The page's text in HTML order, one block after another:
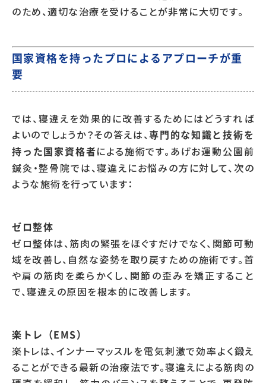
のため、適切な治療を受けることが非常に大切です。
国家資格を持ったプロによるアプローチが重
要
では、寝違えを効果的に改善するためにはどうすれば
よいのでしょうか？その答えは、専門的な知識と技術を
持った国家資格者による施術です。あげお運動公園前
鍼灸・整骨院では、寝違えにお悩みの方に対して、次の
ような施術を行っています：
ゼロ整体
ゼロ整体は、筋肉の緊張をほぐすだけでなく、関節可動
域を改善し、自然な姿勢を取り戻すための施術です。首
や肩の筋肉を柔らかくし、関節の歪みを矯正すること
で、寝違えの原因を根本的に改善します。
楽トレ（EMS）
楽トレは、インナーマッスルを電気刺激で効率よく鍛え
ることができる最新の治療法です。寝違えによる筋肉の